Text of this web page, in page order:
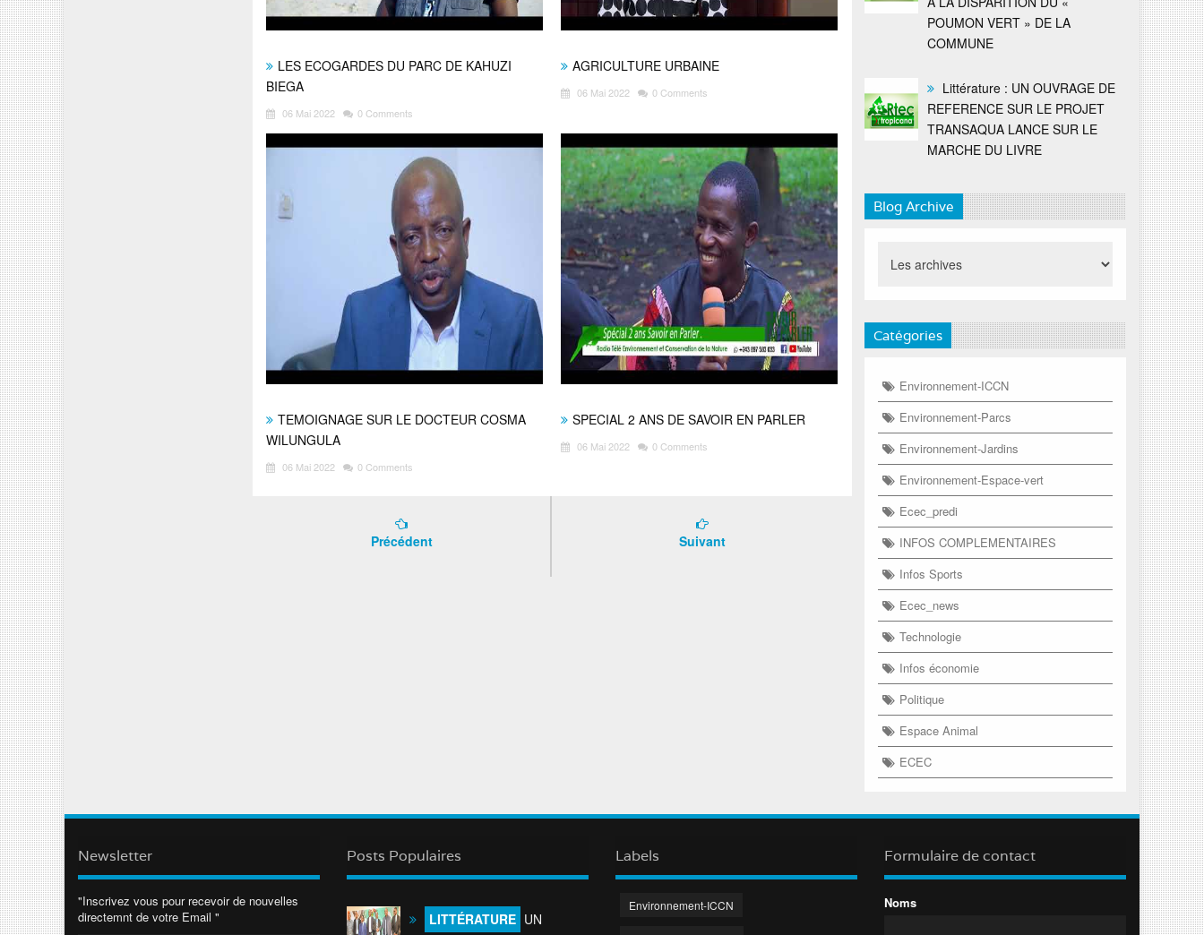
LES ECOGARDES DU PARC DE KAHUZI
BIEGA
06 Mai 2022 0 Comments
AGRICULTURE URBAINE
06 Mai 2022 0 Comments
TEMOIGNAGE SUR LE DOCTEUR COSMA
WILUNGULA
06 Mai 2022 0 Comments
SPECIAL 2 ANS DE SAVOIR EN PARLER
06 Mai 2022 0 Comments
Précédent Suivant
POUMON VERT » DE LA
COMMUNE
Littérature : UN OUVRAGE DE
REFERENCE SUR LE PROJET
TRANSAQUA LANCE SUR LE
MARCHE DU LIVRE
Blog Archive
Catégories
Environnement-ICCN
Environnement-Parcs
Environnement-Jardins
Environnement-Espace-vert
Ecec_predi
INFOS COMPLEMENTAIRES
Infos Sports
Ecec_news
Technologie
Infos économie
Politique
Espace Animal
ECEC
Newsletter
"Inscrivez vous pour recevoir de nouvelles
directemnt de votre Email "
Posts Populaires
LITTÉRATURE UN
Labels
Environnement-ICCN
Formulaire de contact
Noms